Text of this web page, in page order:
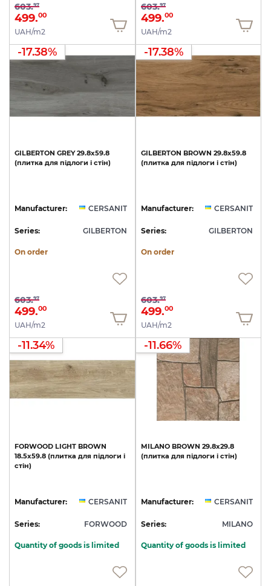
603.97
499.00
UAH/m2
603.97
499.00
UAH/m2
-17.38%
GILBERTON GREY 29.8х59.8
(плитка для підлоги і стін)
Manufacturer: CERSANIT
Series: GILBERTON
On order
603.97
499.00
UAH/m2
-17.38%
GILBERTON BROWN 29.8х59.8
(плитка для підлоги і стін)
Manufacturer: CERSANIT
Series: GILBERTON
On order
603.97
499.00
UAH/m2
-11.34%
FORWOOD LIGHT BROWN
18.5х59.8 (плитка для підлоги і
стін)
Manufacturer: CERSANIT
Series: FORWOOD
Quantity of goods is limited
-11.66%
MILANO BROWN 29.8х29.8
(плитка для підлоги і стін)
Manufacturer: CERSANIT
Series: MILANO
Quantity of goods is limited